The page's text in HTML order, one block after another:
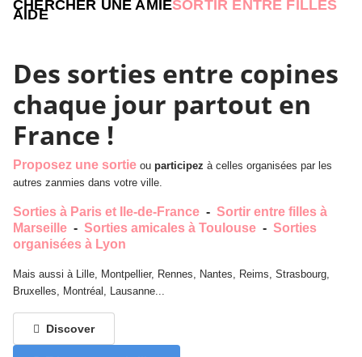
CHERCHER UNE AMIESORTIR ENTRE FILLES
AIDE
Des sorties entre copines
chaque jour partout en
France !
Proposez une sortie ou participez à celles organisées par les
autres zanmies dans votre ville.
Sorties à Paris et Ile-de-France - Sortir entre filles à
Marseille - Sorties amicales à Toulouse - Sorties
organisées à Lyon
Mais aussi à Lille, Montpellier, Rennes, Nantes, Reims, Strasbourg,
Bruxelles, Montréal, Lausanne...
Discover